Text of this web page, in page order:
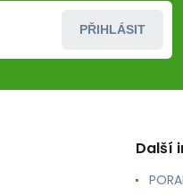
PŘIHLÁSIT
Další